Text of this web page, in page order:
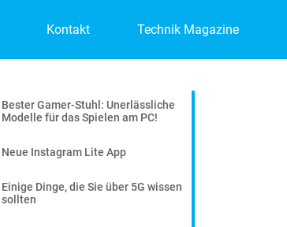
Kontakt Technik Magazine
Bester Gamer-Stuhl: Unerlässliche
Modelle für das Spielen am PC!
Neue Instagram Lite App
Einige Dinge, die Sie über 5G wissen
sollten